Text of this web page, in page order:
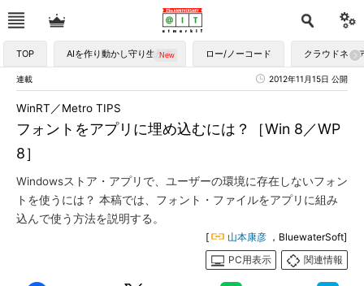
TOP AIを作り動かし守り生かす ロー/ノーコード クラウドネイ
連載 2012年11月15日 公開
フォントをアプリに埋め込むには？［Win 8／WP
8］
WinRT／Metro TIPS
Windowsストア・アプリで、ユーザーの環境に存在しないフォン
トを使うには？ 本稿では、フォント・ファイルをアプリに組み
込んで使う方法を説明する。
[ 山本康彦 ，BluewaterSoft]
PC用表示
関連情報